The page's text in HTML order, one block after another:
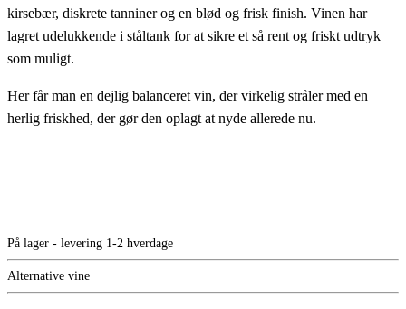
kirsebær, diskrete tanniner og en blød og frisk finish. Vinen har
lagret udelukkende i ståltank for at sikre et så rent og friskt udtryk
som muligt.
Her får man en dejlig balanceret vin, der virkelig stråler med en
herlig friskhed, der gør den oplagt at nyde allerede nu.
På lager - levering 1-2 hverdage
Alternative vine